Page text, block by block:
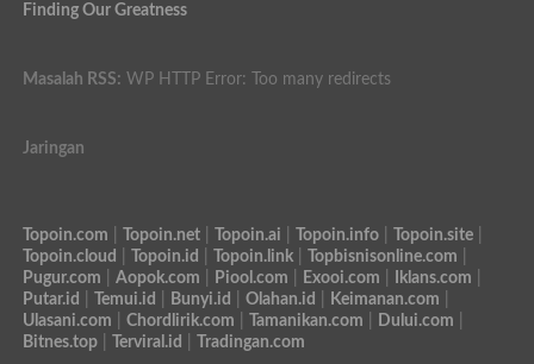
Finding Our Greatness
Masalah RSS: WP HTTP Error: Too many redirects
Jaringan
Topoin.com Topoin.net| Topoin.ai Topoin.info| Topoin.site|
Topoin.cloud
Topoin.id Topoin.link| Topbisnisonline.com
Pugur.com
Aopok.com Piool.com Exooi.com Iklans.com
Putar.id
Temui.id Bunyi.id Olahan.id Keimanan.com
Ulasani.com
Chordlirik.com Tamanikan.com Dului.com
Bitnes.top| Terviral.id Tradingan.com